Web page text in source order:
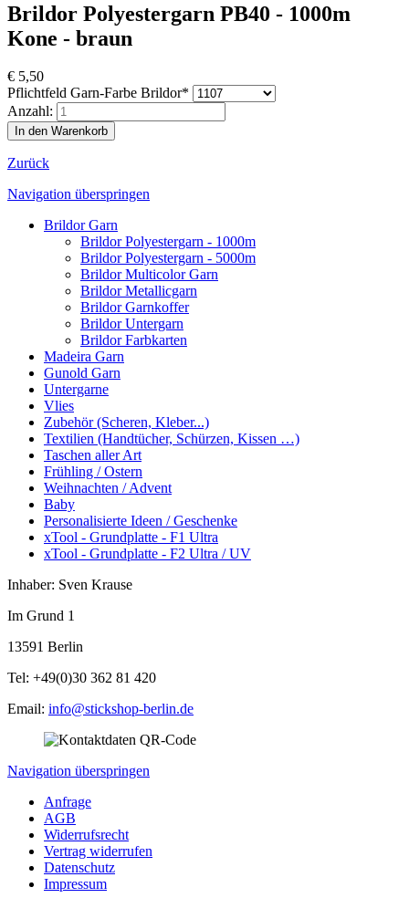
Brildor Polyestergarn PB40 - 1000m
Kone - braun
€ 5,50
Pflichtfeld Garn-Farbe Brildor*
Anzahl:
Zurück
Navigation überspringen
Brildor Garn
Brildor Polyestergarn - 1000m
Brildor Polyestergarn - 5000m
Brildor Multicolor Garn
Brildor Metallicgarn
Brildor Garnkoffer
Brildor Untergarn
Brildor Farbkarten
Madeira Garn
Gunold Garn
Untergarne
Vlies
Zubehör (Scheren, Kleber...)
Textilien (Handtücher, Schürzen, Kissen …)
Taschen aller Art
Frühling / Ostern
Weihnachten / Advent
Baby
Personalisierte Ideen / Geschenke
xTool - Grundplatte - F1 Ultra
xTool - Grundplatte - F2 Ultra / UV
Inhaber: Sven Krause
Im Grund 1
13591 Berlin
Tel: +49(0)30 362 81 420
Email: info@stickshop-berlin.de
Navigation überspringen
Anfrage
AGB
Widerrufsrecht
Vertrag widerrufen
Datenschutz
Impressum